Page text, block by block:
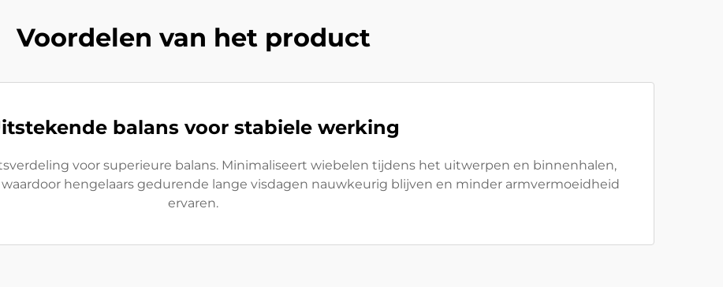
Voordelen van het product
balans voor stabiele werking
voor superieure balans. Minimaliseert wiebelen tijdens het uitwerpen en binnenhalen,
waardoor hengelaars gedurende lange visdagen nauwkeurig blijven en minder armvermoeidheid
ervaren.